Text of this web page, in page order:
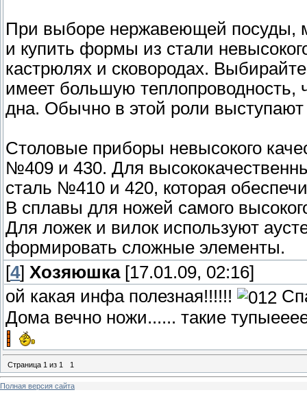
При выборе нержавеющей посуды,
и купить формы из стали
кастрюлях и сковородах.
имеет большую теплопроводность,
дна. Обычно в этой роли
Столовые приборы невысокого
№409 и 430. Для
сталь №410 и 420, которая
В сплавы для ножей самого
Для ложек и вилок используют
формировать сложные элементы.
[4] Хозяюшка[17.01.09, 02:16]
ой какая инфа полезная!!!!!!
Дома вечно ножи...... такие
Страница 1 из 1 1
Полная версия сайта